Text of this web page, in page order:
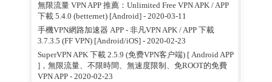
無限流量 VPN APP 推薦：Unlimited Free VPN APK / APP
下載 5.4.0 (betternet) [Android]- 2020-03-11
手機VPN網路加速器 APP - 非凡VPN APK / APP 下載
3.7.3.5 (FF VPN) [Android/iOS]- 2020-02-23
SuperVPN APK 下載 2.5.9 (免费VPN客户端) [ Android APP
]，無限流量、不限時間、無速度限制、免ROOT的免費
VPN APP- 2020-02-23